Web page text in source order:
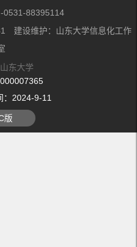
0531-88395114
建设维护：山东大学信息化工作
室
山东大学
2024-9-11
版